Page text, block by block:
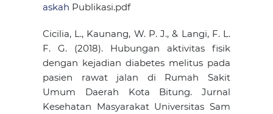
askah Publikasi.pdf
Cicilia, L., Kaunang, W. P. J., & Langi, F. L.
F. G. (2018). Hubungan aktivitas fisik
dengan kejadian diabetes melitus pada
pasien rawat jalan di Rumah Sakit
Umum Daerah Kota Bitung. Jurnal
Kesehatan Masyarakat Universitas Sam